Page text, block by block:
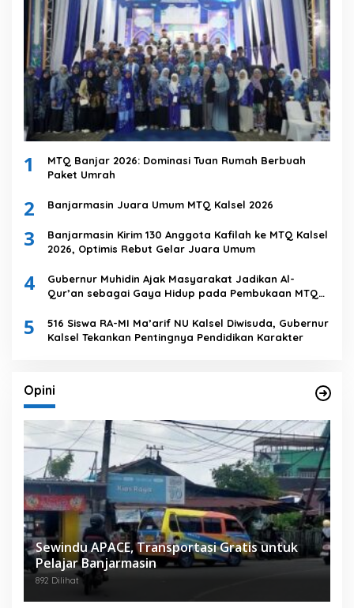
1
MTQ Banjar 2026: Dominasi Tuan Rumah Berbuah
Paket Umrah
2 Banjarmasin Juara Umum MTQ Kalsel 2026
3
Banjarmasin Kirim 130 Anggota Kafilah ke MTQ Kalsel
2026, Optimis Rebut Gelar Juara Umum
4
Gubernur Muhidin Ajak Masyarakat Jadikan Al-
Qur’an sebagai Gaya Hidup pada Pembukaan MTQ
5
516 Siswa RA-MI Ma’arif NU Kalsel Diwisuda, Gubernur
Kalsel Tekankan Pentingnya Pendidikan Karakter
Opini
Sewindu APACE, Transportasi Gratis untuk
Pelajar Banjarmasin
892 Dilihat